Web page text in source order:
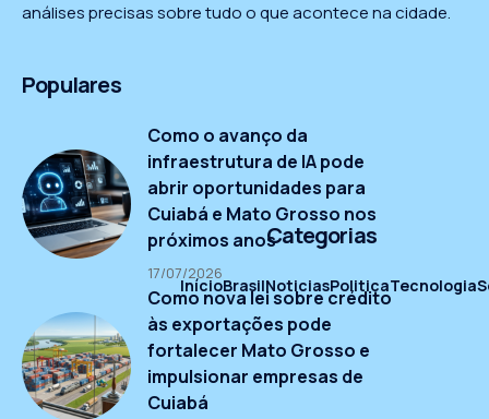
análises precisas sobre tudo o que acontece na cidade.
Populares
Como o avanço da
infraestrutura de IA pode
abrir oportunidades para
Cuiabá e Mato Grosso nos
próximos anos
17/07/2026
Como nova lei sobre crédito
às exportações pode
fortalecer Mato Grosso e
impulsionar empresas de
Cuiabá
Categorias
InícioBrasilNoticiasPoliticaTecnologia